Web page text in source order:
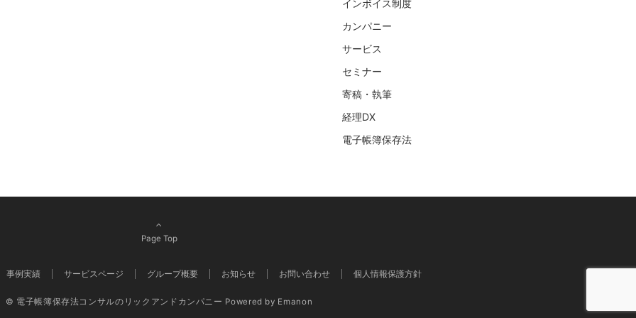
インボイス制度
カンパニー
サービス
セミナー
寄稿・執筆
経理DX
電子帳簿保存法
Page Top
事例実績 サービスページ グループ概要 お知らせ お問い合わせ 個人情報保護方針
© 電子帳簿保存法コンサルのリックアンドカンパニー Powered by Emanon